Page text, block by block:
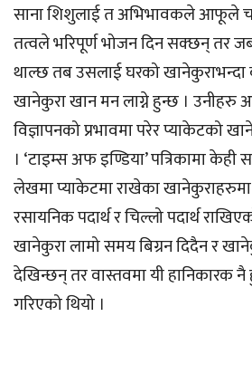
साना शिशुलाई त अभिभावकले आफूले
तत्वले भरिपूर्ण भोजन दिन सक्छन् तर
थाल्छ तब उसलाई घरको खानेकुराभन्दा
खानेकुरा खान मन लाग्ने हुन्छ । उनीहरु
विज्ञापनको प्रभावमा परेर प्याकेटको
। ‘टाइम्स अफ इण्डिया’ पत्रिकामा
लेखमा प्याकेटमा राखेका खानेकुराहरुमा
रसायनिक पदार्थ र चिल्लो पदार्थ
खानेकुरा लामो समय बिग्रन दिदैन र
देखिन्छन् तर वास्तवमा यी हानिकारक
गरिएको थियो ।